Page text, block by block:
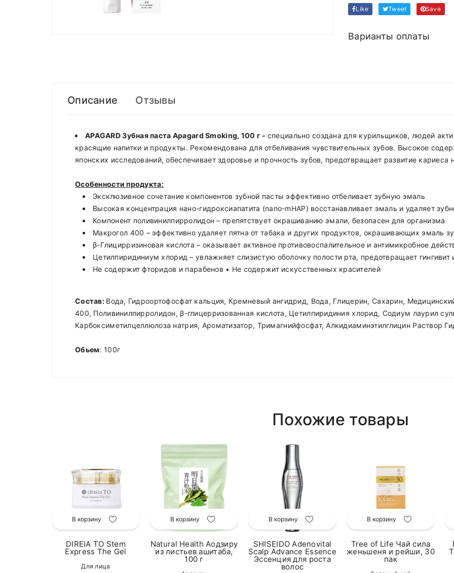
Like Tweet Save
Варианты оплаты
Описание Отзывы
APAGARD Зубная паста Apagard Smoking, 100 г - специально создана для курильщиков, людей
красящие напитки и продукты. Рекомендована для отбеливания чувствительных зубов. Высокое
японских исследований, обеспечивает здоровье и прочность зубов, предотвращает развитие кариеса
Особенности продукта:
Эксклюзивное сочетание компонентов зубной пасты эффективно отбеливает зубную эмаль
Высокая концентрация нано-гидроксиапатита (nano-mHAP) восстанавливает эмаль и удаляет
Компонент поливинилпирролидон – препятствует окрашиванию эмали, безопасен для организма
Макрогол 400 – эффективно удаляет пятна от табака и других продуктов, окрашивающих эмаль
β-Глицирризиновая кислота – оказывает активное противовоспалительное и антимикробное
Цетилпиридиниум хлорид – увлажняет слизистую оболочку полости рта, предотвращает гингивит
Не содержит фторидов и парабенов • Не содержит искусственных красителей
Состав: Вода, Гидроортофосфат кальция, Кремневый ангидрид, Вода, Глицерин, Сахарин,
400, Поливинилпирролидон, β-глицерризованная кислота, Цетилпиридиния хлорид, Содиум лаурил
Карбоксиметилцеллюлоза натрия, Ароматизатор, Тримагнийфосфат, Алкидиаминэтилглицин Раствор
Обьем: 100г
Похожие товары
В корзину
DIREIA TO Stem
Express The Gel
Для лица
В корзину
Natural Health Аодзиру
из листьев ашитаба,
100 г
В корзину
SHISEIDO Adenovital
Scalp Advance Essence
Эссенция для роста
волос
В корзину
Tree of Life Чай сила
женьшеня и рейши, 30
пак